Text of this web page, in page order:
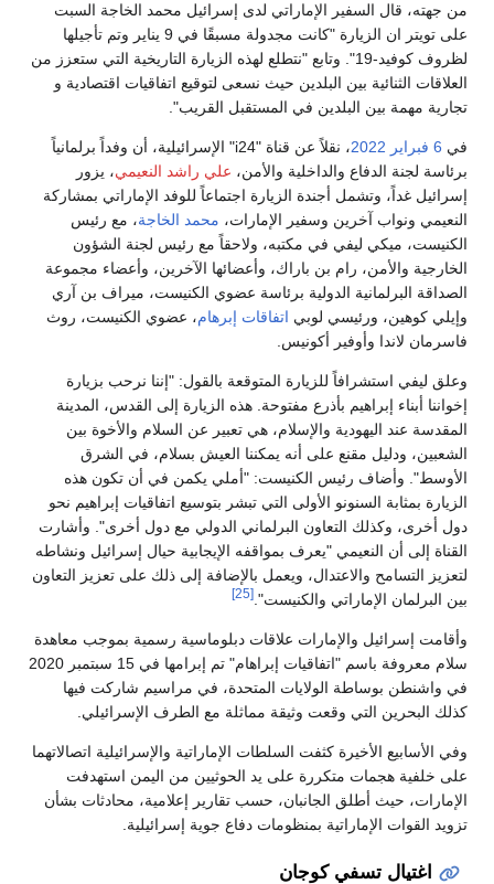
من جهته، قال السفير الإماراتي لدى إسرائيل محمد الخاجة السبت
على تويتر ان الزيارة "كانت مجدولة مسبقًا في 9 يناير وتم تأجيلها
لظروف كوفيد-19". وتابع "نتطلع لهذه الزيارة التاريخية التي ستعزز من
العلاقات الثنائية بين البلدين حيث نسعى لتوقيع اتفاقيات اقتصادية و
تجارية مهمة بين البلدين في المستقبل القريب".
في 6 فبراير 2022
، نقلاً عن قناة "i24" الإسرائيلية، أن وفداً برلمانياً
برئاسة لجنة الدفاع والداخلية والأمن، علي راشد النعيمي، يزور
إسرائيل غداً، وتشمل أجندة الزيارة اجتماعاً للوفد الإماراتي بمشاركة
النعيمي ونواب آخرين وسفير الإمارات، محمد الخاجة، مع رئيس
الكنيست، ميكي ليفي في مكتبه، ولاحقاً مع رئيس لجنة الشؤون
الخارجية والأمن، رام بن باراك، وأعضائها الآخرين، وأعضاء مجموعة
الصداقة البرلمانية الدولية برئاسة عضوي الكنيست، ميراف بن آري
وإيلي كوهين، ورئيسي لوبي اتفاقات إبرهام، عضوي الكنيست، روث
فاسرمان لاندا وأوفير أكونيس.
وعلق ليفي استشرافاً للزيارة المتوقعة بالقول: "إننا نرحب بزيارة
إخواننا أبناء إبراهيم بأذرع مفتوحة. هذه الزيارة إلى القدس، المدينة
المقدسة عند اليهودية والإسلام، هي تعبير عن السلام والأخوة بين
الشعبين، ودليل مقنع على أنه يمكننا العيش بسلام، في الشرق
الأوسط". وأضاف رئيس الكنيست: "أملي يكمن في أن تكون هذه
الزيارة بمثابة السنونو الأولى التي تبشر بتوسيع اتفاقيات إبراهيم نحو
دول أخرى، وكذلك التعاون البرلماني الدولي مع دول أخرى". وأشارت
القناة إلى أن النعيمي "يعرف بمواقفه الإيجابية حيال إسرائيل ونشاطه
لتعزيز التسامح والاعتدال، ويعمل بالإضافة إلى ذلك على تعزيز التعاون
بين البرلمان الإماراتي والكنيست".[25]
وأقامت إسرائيل والإمارات علاقات دبلوماسية رسمية بموجب معاهدة
سلام معروفة باسم "اتفاقيات إبراهام" تم إبرامها في 15 سبتمبر 2020
في واشنطن بوساطة الولايات المتحدة، في مراسيم شاركت فيها
كذلك البحرين التي وقعت وثيقة مماثلة مع الطرف الإسرائيلي.
وفي الأسابيع الأخيرة كثفت السلطات الإماراتية والإسرائيلية اتصالاتهما
على خلفية هجمات متكررة على يد الحوثيين من اليمن استهدفت
الإمارات، حيث أطلق الجانبان، حسب تقارير إعلامية، محادثات بشأن
تزويد القوات الإماراتية بمنظومات دفاع جوية إسرائيلية.
اغتيال تسفي كوجان